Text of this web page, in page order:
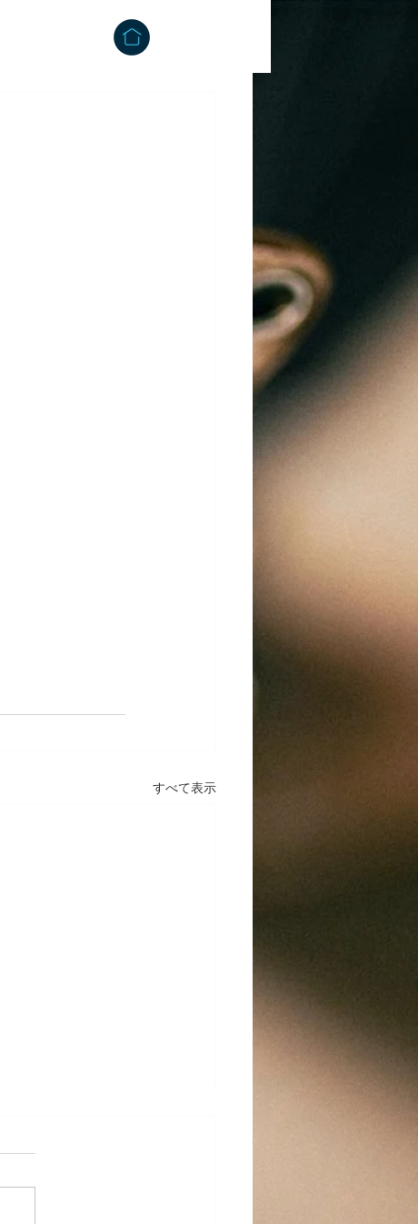
すべて表示